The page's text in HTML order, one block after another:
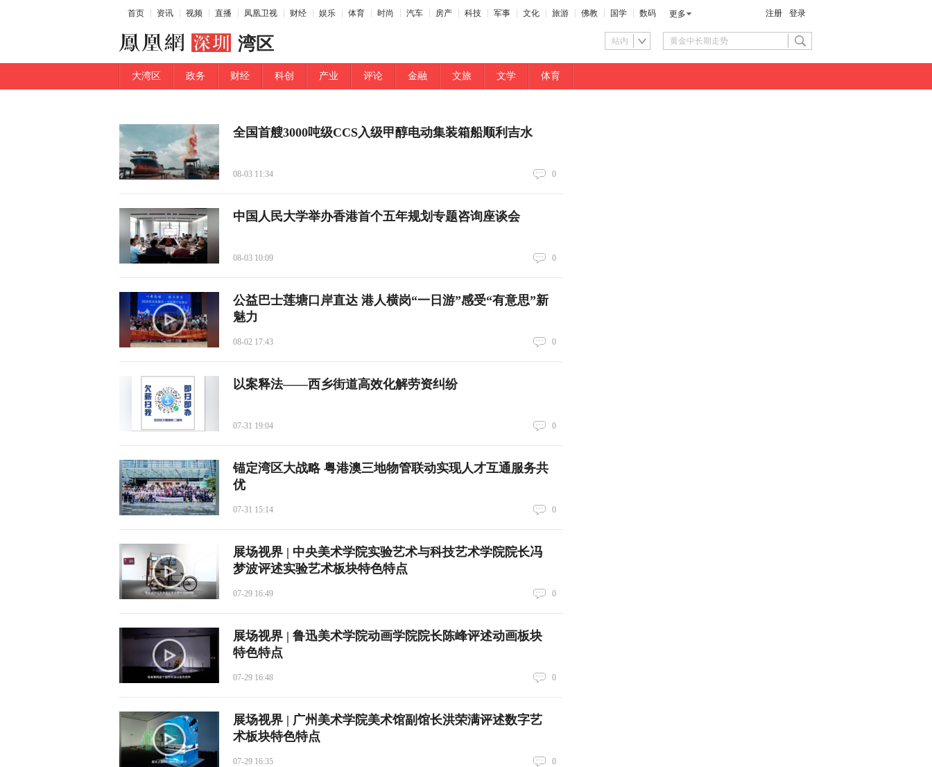
首页 资讯 视频 直播 凤凰卫视 财经 娱乐 体育 时尚 汽车 房产 科技 军事 文化 旅游 佛教 国学 数码 更多 注册 登录
湾区 站内
大湾区 政务 财经 科创 产业 评论 金融 文旅 文学 体育
全国首艘3000吨级CCS入级甲醇电动集装箱船顺利吉水
08-03 11:34 0
中国人民大学举办香港首个五年规划专题咨询座谈会
08-03 10:09 0
公益巴士莲塘口岸直达 港人横岗“一日游”感受“有意思”新
魅力
08-02 17:43 0
以案释法——西乡街道高效化解劳资纠纷
07-31 19:04 0
锚定湾区大战略 粤港澳三地物管联动实现人才互通服务共
优
07-31 15:14 0
展场视界 | 中央美术学院实验艺术与科技艺术学院院长冯
梦波评述实验艺术板块特色特点
07-29 16:49 0
展场视界 | 鲁迅美术学院动画学院院长陈峰评述动画板块
特色特点
07-29 16:48 0
展场视界 | 广州美术学院美术馆副馆长洪荣满评述数字艺
术板块特色特点
07-29 16:35 0